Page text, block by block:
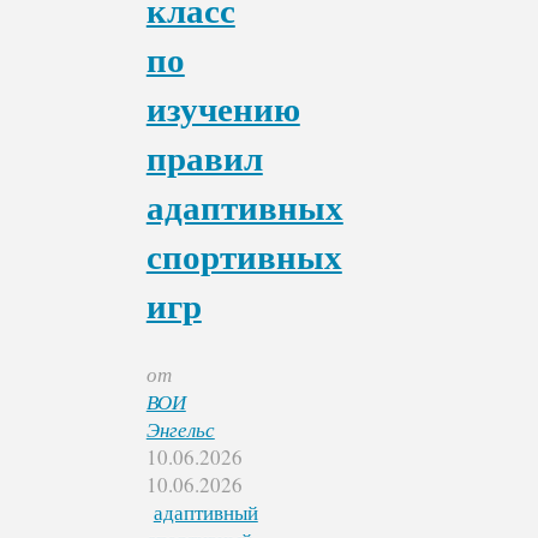
класс
по
изучению
правил
адаптивных
спортивных
игр
от
ВОИ
Энгельс
10.06.2026
10.06.2026
адаптивный